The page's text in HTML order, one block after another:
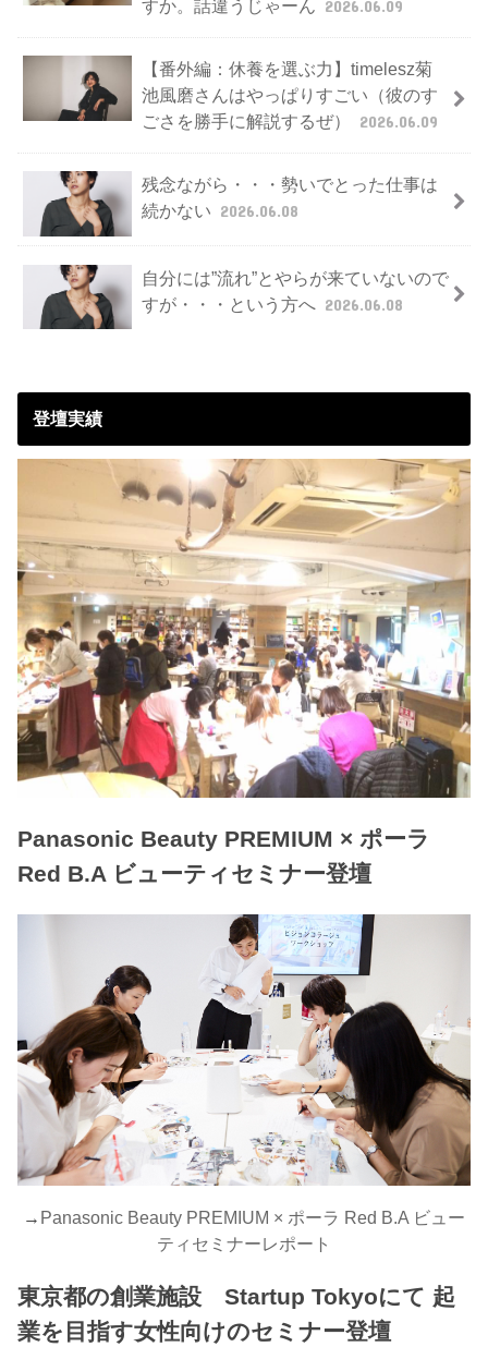
すか。話違うじゃーん 2026.06.09
【番外編：休養を選ぶ力】timelesz菊
池風磨さんはやっぱりすごい（彼のす
ごさを勝手に解説するぜ）
2026.06.09
残念ながら・・・勢いでとった仕事は
続かない 2026.06.08
自分には”流れ”とやらが来ていないので
すが・・・という方へ 2026.06.08
登壇実績
Panasonic Beauty PREMIUM × ポーラ
Red B.A ビューティセミナー登壇
→ Panasonic Beauty PREMIUM × ポーラ Red B.A ビュー
ティセミナーレポート
東京都の創業施設 Startup Tokyoにて 起
業を目指す女性向けのセミナー登壇